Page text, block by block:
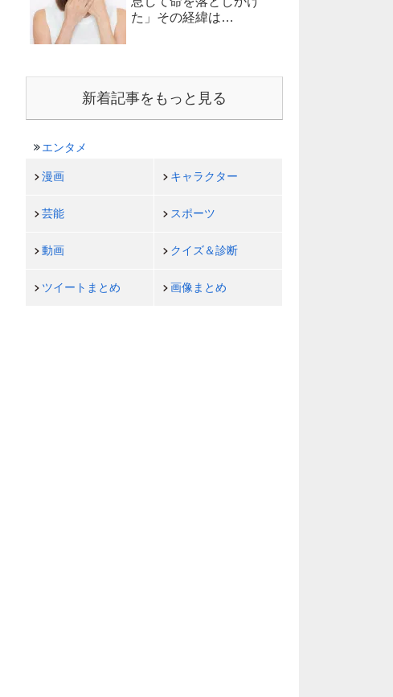
た」その経緯は…
新着記事をもっと見る
エンタメ
漫画 キャラクター
芸能 スポーツ
動画 クイズ＆診断
ツイートまとめ 画像まとめ